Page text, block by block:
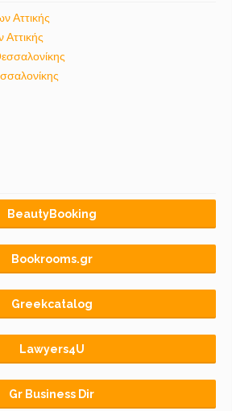
Αττικής
BeautyBooking
Bookrooms.gr
Greekcatalog
Lawyers4U
Gr Business Dir